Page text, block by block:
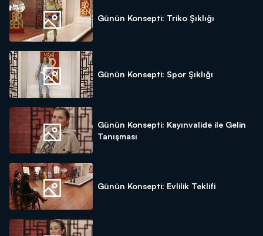
Günün Konsepti: Triko Şıklığı
Günün Konsepti: Spor Şıklığı
Günün Konsepti: Kayınvalide ile Gelin
Tanışması
Günün Konsepti: Evlilik Teklifi